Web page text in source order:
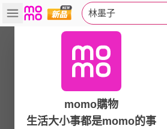
林墨子
momo購物
生活大小事都是momo的事